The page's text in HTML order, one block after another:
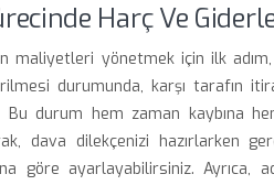
Harç Ve
maliyetleri yönetmek için ilk
durumunda, karşı tarafın
Bu durum hem zaman kaybına
dava dilekçenizi hazırlarken
göre ayarlayabilirsiniz. Ayrıca,